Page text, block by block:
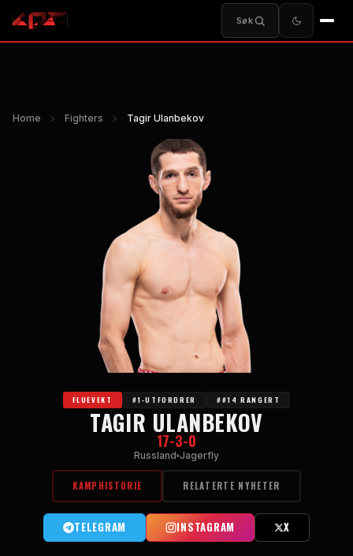
Søk
Home > Fighters > Tagir Ulanbekov
FLUEVEKT #1-UTFORDRER ##14 RANGERT
TAGIR ULANBEKOV
17-3-0
Russland Jagerfly
KAMPHISTORIE RELATERTE NYHETER
TELEGRAM INSTAGRAM X